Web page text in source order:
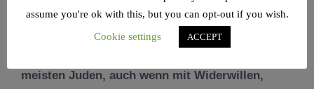
Jom Jeruschalajim, Bamidbar, die Wüste und
Schawu’ot. Alles innerhalb einer Woche. Gibt es
meisten Juden, auch wenn mit Widerwillen,
assume you're ok with this, but you can opt-out if you wish.
Cookie settings
ACCEPT